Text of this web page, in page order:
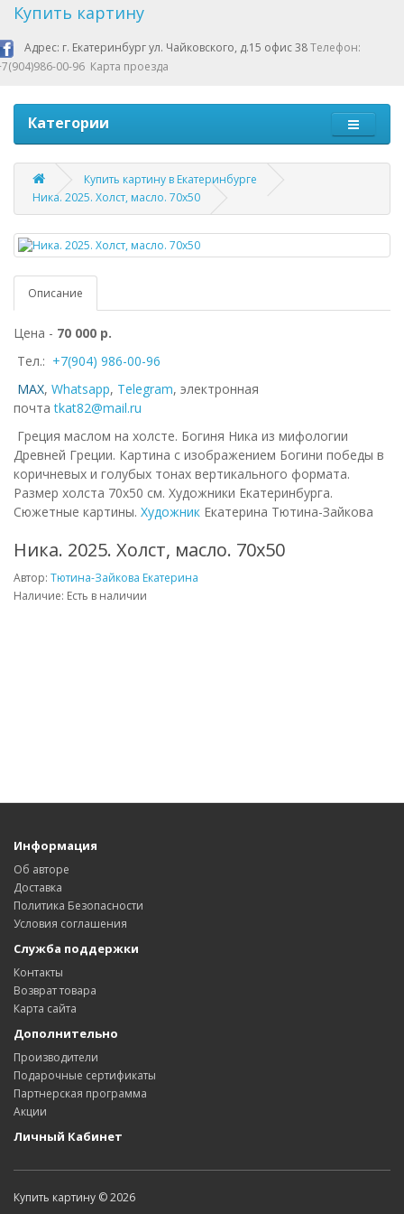
Купить картину
Адрес: г. Екатеринбург ул. Чайковского, д.15 офис 38Телефон:
00-96 Карта проезда
Категории
Купить картину в Екатеринбурге
Ника. 2025. Холст, масло. 70х50
Описание
Цена - 70 000 р.
Тел.: +7(904) 986-00-96
MAX, Whatsapp, Telegram, электронная
почтаtkat82@mail.ru
Греция маслом на холсте. Богиня Ника из мифологии
Древней Греции. Картина с изображением Богини победы в
коричневых и голубых тонах вертикального формата.
Размер холста 70х50 см. Художники Екатеринбурга.
Сюжетные картины. Художник Екатерина Тютина-Зайкова
Ника. 2025. Холст, масло. 70х50
Автор: Тютина-Зайкова Екатерина
Наличие: Есть в наличии
Информация
Об авторе
Доставка
Политика Безопасности
Условия соглашения
Служба поддержки
Контакты
Возврат товара
Карта сайта
Дополнительно
Производители
Подарочные сертификаты
Партнерская программа
Акции
Личный Кабинет
Купить картину © 2026